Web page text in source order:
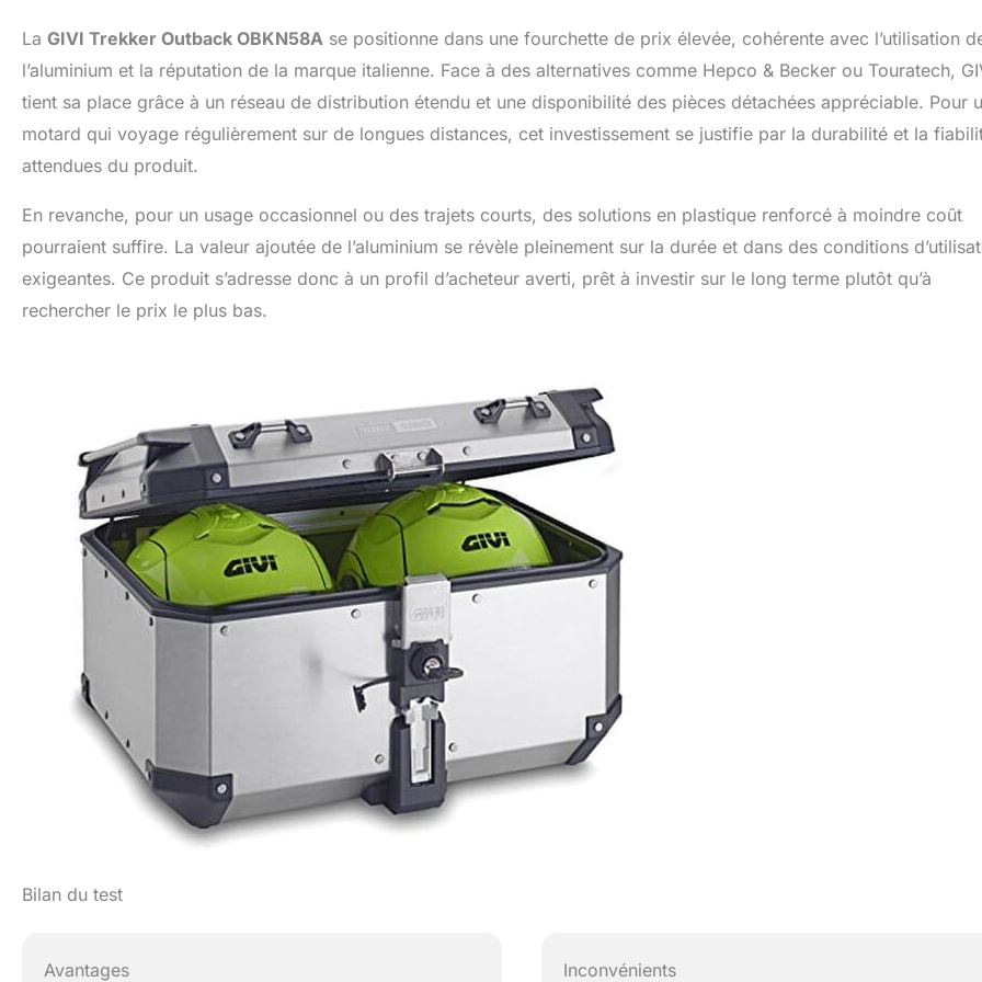
La GIVI Trekker Outback OBKN58A se positionne dans une fourchette de prix élevée, cohérente avec l’utilisation
l’aluminium et la réputation de la marque italienne. Face à des alternatives comme Hepco & Becker ou Touratech,
tient sa place grâce à un réseau de distribution étendu et une disponibilité des pièces détachées appréciable. Pour
motard qui voyage régulièrement sur de longues distances, cet investissement se justifie par la durabilité et la
attendues du produit.
En revanche, pour un usage occasionnel ou des trajets courts, des solutions en plastique renforcé à moindre coût
pourraient suffire. La valeur ajoutée de l’aluminium se révèle pleinement sur la durée et dans des conditions
exigeantes. Ce produit s’adresse donc à un profil d’acheteur averti, prêt à investir sur le long terme plutôt qu’à
rechercher le prix le plus bas.
Bilan du test
Avantages Inconvénients